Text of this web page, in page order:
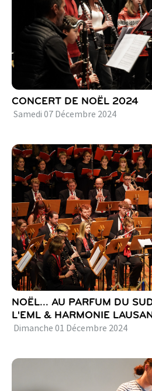
CONCERT DE NOËL 2024
Samedi 07 Décembre 2024
NOËL... AU PARFUM DU
L'EML & HARMONIE
Dimanche 01 Décembre 2024